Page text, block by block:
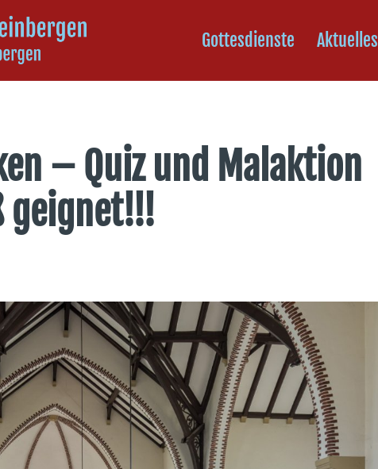
Gottesdienste Aktuelles
– Quiz und Malaktion
geignet!!!